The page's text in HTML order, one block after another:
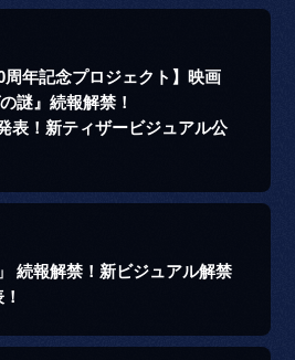
周年記念プロジェクト】映画
謎』続報解禁！
表！新ティザービジュアル公
続報解禁！新ビジュアル解禁